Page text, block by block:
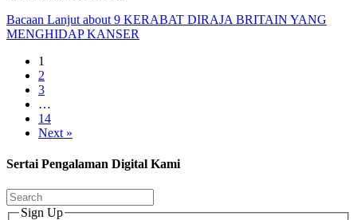
Bacaan Lanjut about 9 KERABAT DIRAJA BRITAIN YANG
MENGHIDAP KANSER
1
2
3
…
14
Next »
Sertai Pengalaman Digital Kami
Sign Up